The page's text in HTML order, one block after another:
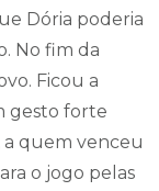
Dória poderia
No fim da
Ficou a
gesto forte
a quem venceu
o jogo pelas